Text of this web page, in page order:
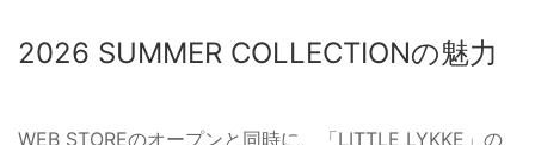
2026 SUMMER COLLECTIONの魅力
WEB STOREのオープンと同時に、「LITTLE LYKKE」の